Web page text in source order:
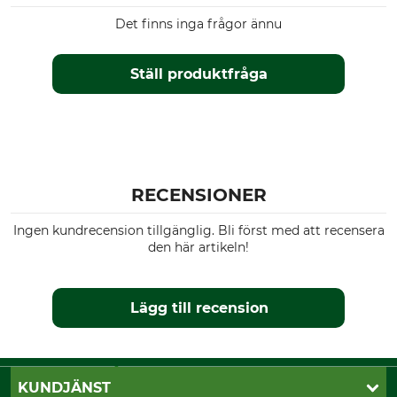
Ställ produktfråga
Det finns inga frågor ännu
RECENSIONER
Ingen kundrecension tillgänglig. Bli först med att recensera
den här artikeln!
Lägg till recension
KUNDJÄNST